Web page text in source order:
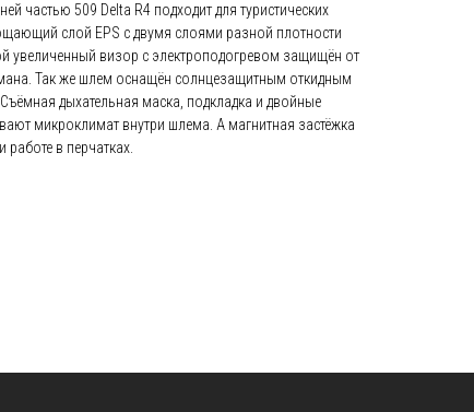
частью 509 Delta R4 подходит для туристических
слой EPS с двумя слоями разной плотности
увеличенный визор с электроподогревом защищён от
Так же шлем оснащён солнцезащитным откидным
дыхательная маска, подкладка и двойные
микроклимат внутри шлема. А магнитная застёжка
в перчатках.